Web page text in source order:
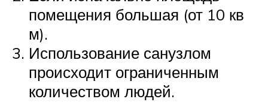
помещения большая (от 10 кв
м).
Использование санузлом
происходит ограниченным
количеством людей.